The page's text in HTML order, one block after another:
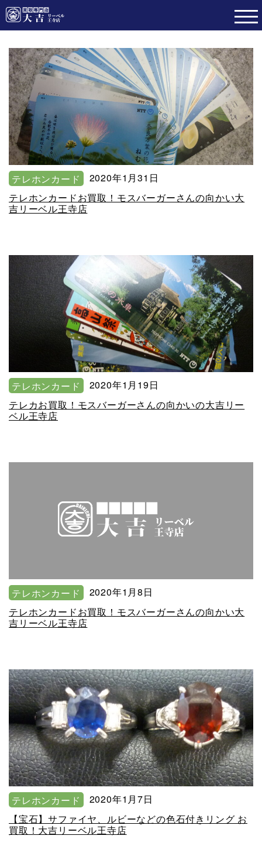
テレホンカード
2020年1月31日
テレホンカードお買取！モスバーガーさんの向かい大
吉リーベル王寺店
テレホンカード
2020年1月19日
テレカお買取！モスバーガーさんの向かいの大吉リー
ベル王寺店
テレホンカード
2020年1月8日
テレホンカードお買取！モスバーガーさんの向かい大
吉リーベル王寺店
テレホンカード
2020年1月7日
【宝石】サファイヤ、ルビーなどの色石付きリング お
買取！大吉リーベル王寺店